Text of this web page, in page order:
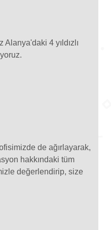
4 yıldızlı
de ağırlayarak,
hakkındaki tüm
değerlendirip, size